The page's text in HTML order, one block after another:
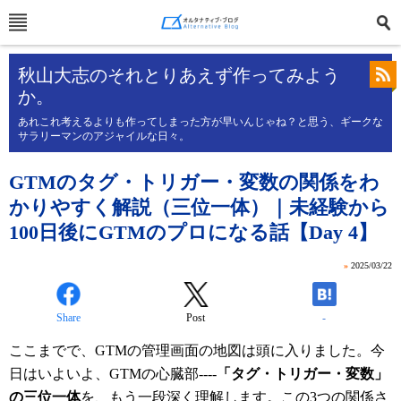
秋山大志のそれとりあえず作ってみよう
か。
あれこれ考えるよりも作ってしまった方が早いんじゃね？と思う、ギークな
サラリーマンのアジャイルな日々。
GTMのタグ・トリガー・変数の関係をわ
かりやすく解説（三位一体）｜未経験から
100日後にGTMのプロになる話【Day 4】
» 2025/03/22
Share Post -
ここまでで、GTMの管理画面の地図は頭に入りました。今
日はいよいよ、GTMの心臓部---- 「タグ・トリガー・変数」
の三位一体を、もう一段深く理解します。この3つの関係さ